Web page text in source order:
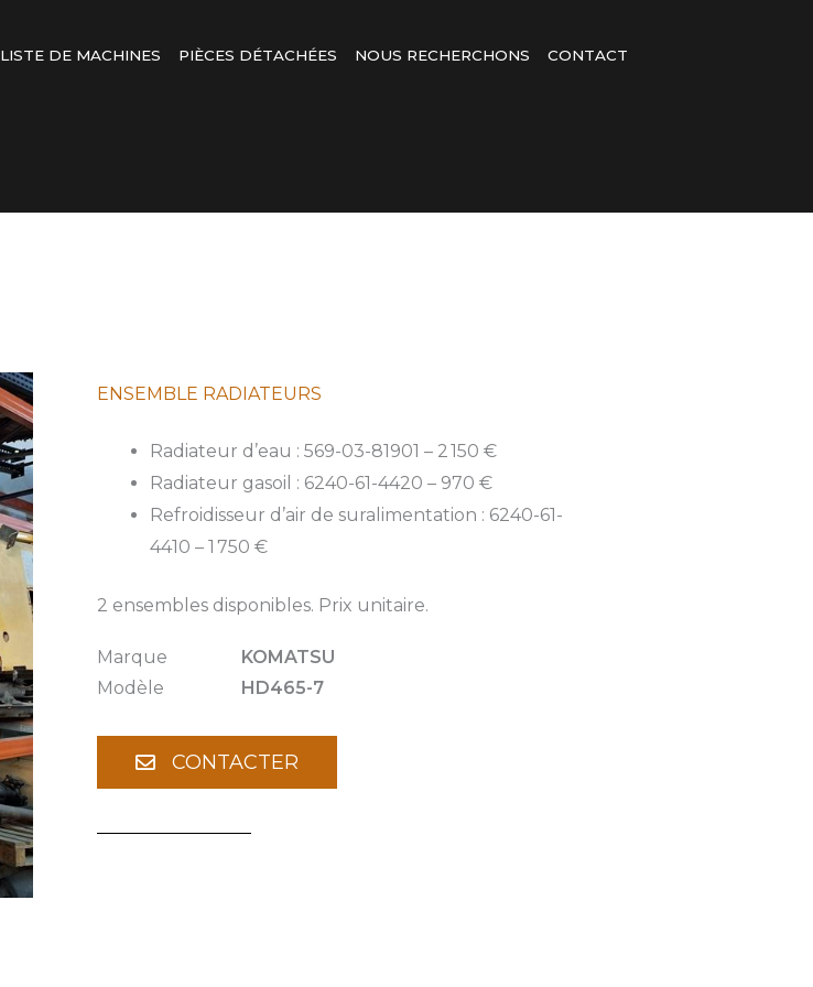
LISTE DE MACHINES PIÈCES DÉTACHÉES NOUS RECHERCHONS CONTACT
ENSEMBLE RADIATEURS
Radiateur d’eau : 569-03-81901 – 2 150 €
Radiateur gasoil : 6240-61-4420 – 970 €
Refroidisseur d’air de suralimentation : 6240-61-
4410 – 1 750 €
2 ensembles disponibles. Prix unitaire.
Marque
Modèle
KOMATSU
HD465-7
CONTACTER